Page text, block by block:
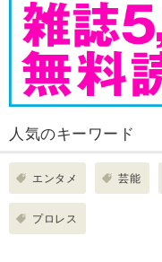
人気のキーワード
エンタメ 芸能
プロレス